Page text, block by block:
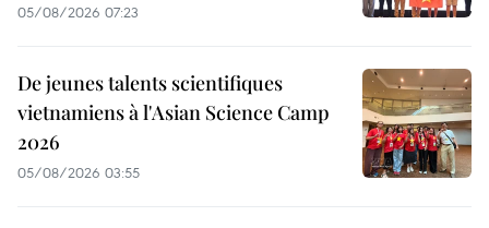
05/08/2026 07:23
De jeunes talents scientifiques
vietnamiens à l'Asian Science Camp
2026
05/08/2026 03:55